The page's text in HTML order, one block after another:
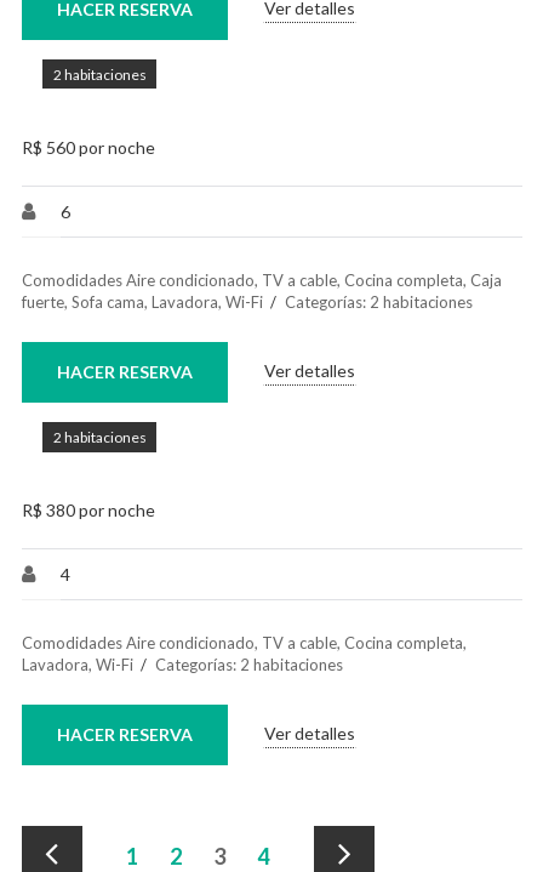
Ver detalles
HACER RESERVA
2 habitaciones
R$ 560 por noche
6
Comodidades Aire condicionado, TV a cable, Cocina completa, Caja
fuerte, Sofa cama, Lavadora, Wi-Fi Categorías: 2 habitaciones
Ver detalles
HACER RESERVA
2 habitaciones
R$ 380 por noche
4
Comodidades Aire condicionado, TV a cable, Cocina completa,
Lavadora, Wi-Fi Categorías: 2 habitaciones
Ver detalles
HACER RESERVA
Paginación
1 2 3 4